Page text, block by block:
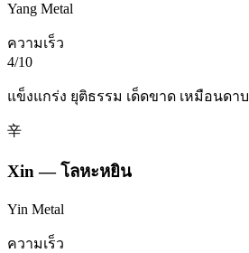
Yang Metal
ความเร็ว
4/10
แข็งแกร่ง ยุติธรรม เด็ดขาด เหมือนดาบ
辛
Xin —โลหะหยิน
Yin Metal
ความเร็ว